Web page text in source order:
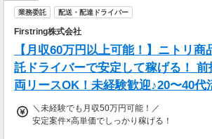
業務委託 配送・配達ドライバー
Firstring株式会社
【月収60万円以上可能！】ニトリ商
託ドライバーで安定して稼げる！
両リースOK！未経験歓迎♪20〜40代
＼未経験でも月収50万円可能！／
安定案件×高単価でしっかり稼げる！